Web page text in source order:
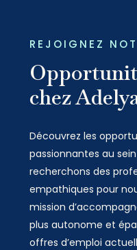
REJOIGNEZ
chez
Découvrez les
passionnantes au
recherchons des
empathiques pour
mission
plus autonome et
offres d’emploi